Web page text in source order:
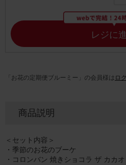
レジに
「お花の定期便ブルーミー」の会員様は ロ
商品説明
＜セット内容＞
・季節のお花のブーケ
・コロンバン 焼きショコラ ザ カカ